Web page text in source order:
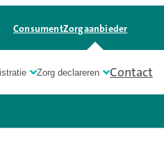
ConsumentZorgaanbieder
Zorg declareren Contact